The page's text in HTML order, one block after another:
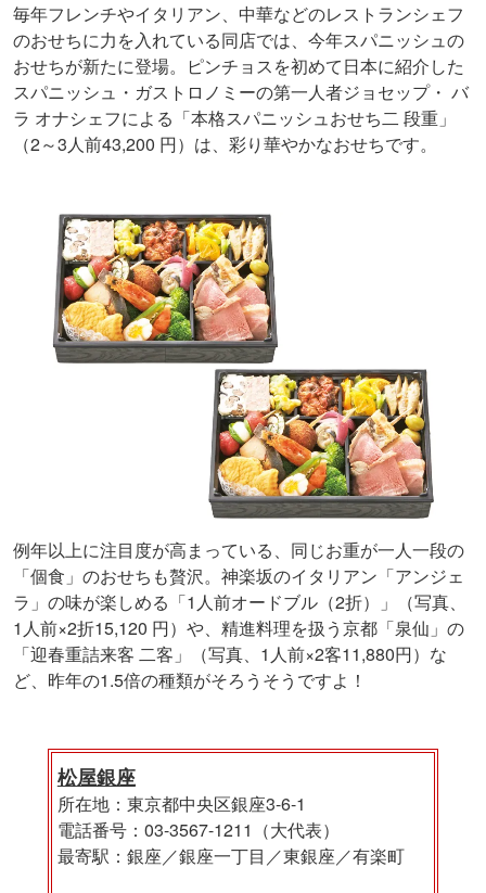
毎年フレンチやイタリアン、中華などのレストランシェフ
のおせちに力を入れている同店では、今年スパニッシュの
おせちが新たに登場。ピンチョスを初めて日本に紹介した
スパニッシュ・ガストロノミーの第一人者ジョセップ・ バ
ラ オナシェフによる「本格スパニッシュおせち二 段重」
（2～3人前43,200 円）は、彩り華やかなおせちです。
例年以上に注目度が高まっている、同じお重が一人一段の
「個食」のおせちも贅沢。神楽坂のイタリアン「アンジェ
ラ」の味が楽しめる「1人前オードブル（2折）」（写真、
1人前×2折15,120 円）や、精進料理を扱う京都「泉仙」の
「迎春重詰来客 二客」（写真、1人前×2客11,880円）な
ど、昨年の1.5倍の種類がそろうそうですよ！
松屋銀座
所在地：東京都中央区銀座3-6-1
電話番号：03-3567-1211（大代表）
最寄駅：銀座／銀座一丁目／東銀座／有楽町